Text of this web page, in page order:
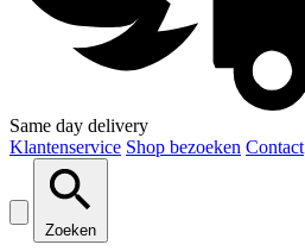
Same day delivery
Klantenservice Shop bezoeken Contact
Zoeken